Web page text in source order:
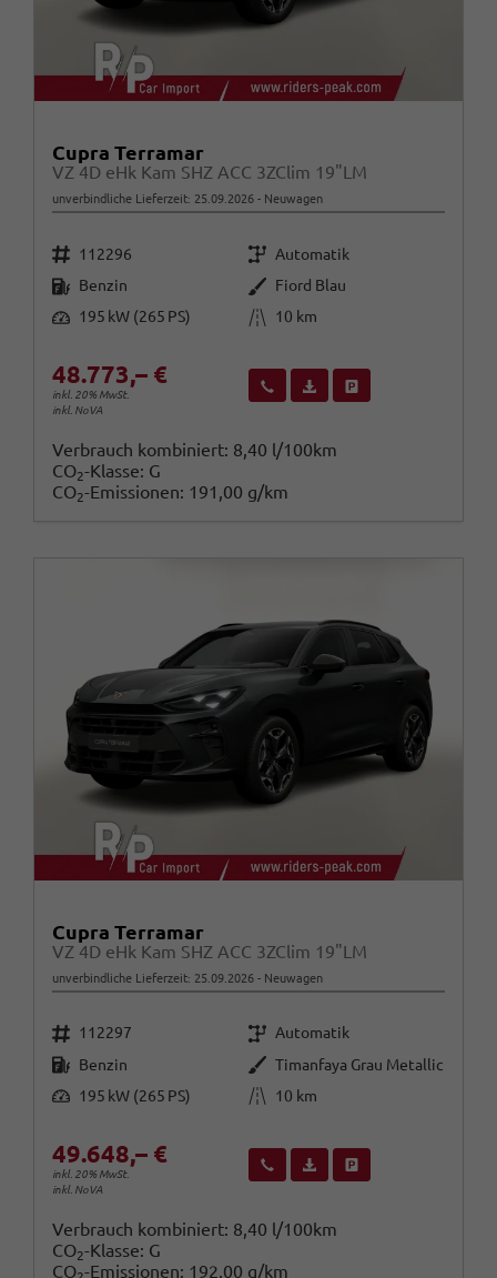
Cupra Terramar
VZ 4D eHk Kam SHZ ACC 3ZClim 19"LM
unverbindliche Lieferzeit: 25.09.2026 Neuwagen
Fahrzeugnr. 112296 Getriebe Automatik
Kraftstoff Benzin Außenfarbe Fiord Blau
Leistung 195 kW (265 PS) Kilometerstand 10 km
48.773,– €
inkl. 20% MwSt.
inkl. NoVA
Wir rufen Sie anFahrzeugexposé (PDF)
Verbrauch kombiniert: 8,40 l/100km
CO2-Klasse: G
CO2-Emissionen: 191,00 g/km
Cupra Terramar
VZ 4D eHk Kam SHZ ACC 3ZClim 19"LM
unverbindliche Lieferzeit: 25.09.2026 Neuwagen
Fahrzeugnr. 112297 Getriebe Automatik
Kraftstoff Benzin Außenfarbe Timanfaya Grau Metallic
Leistung 195 kW (265 PS) Kilometerstand 10 km
49.648,– €
inkl. 20% MwSt.
inkl. NoVA
Wir rufen Sie anFahrzeugexposé (PDF)
Verbrauch kombiniert: 8,40 l/100km
CO2-Klasse: G
CO -Emissionen: 192,00 g/km